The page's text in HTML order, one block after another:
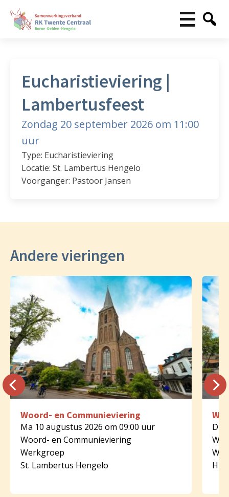
Eucharistieviering |
Lambertusfeest
Zondag 20 september 2026 om 11:00
uur
Type: Eucharistieviering
Locatie: St. Lambertus Hengelo
Voorganger: Pastoor Jansen
Andere vieringen
Woord- en Communieviering
Ma 10 augustus 2026 om 09:00 uur
Woord- en Communieviering
Werkgroep
St. Lambertus Hengelo
Di